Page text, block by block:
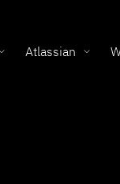
Atlassian